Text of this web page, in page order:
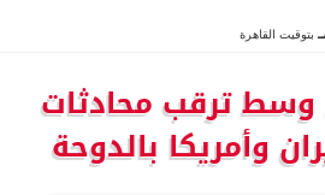
بتوقيت القاهرة
ترقب محادثات
وأمريكا بالدوحة